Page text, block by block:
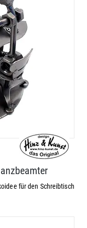
für den Schreibtisch